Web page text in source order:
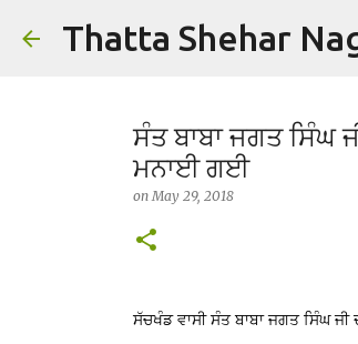
Thatta Shehar
ਸੰਤ ਬਾਬਾ ਜਗਤ ਸਿੰਘ
ਮਨਾਈ ਗਈ
onMay 29, 2018
ਸੱਚਖੰਡ ਵਾਸੀ ਸੰਤ ਬਾਬਾ ਜਗਤ ਸਿੰਘ ਜੀ